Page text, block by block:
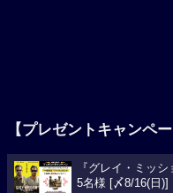
【プレゼントキャンペ
『グレイ・ミッ
5名様 [〆8/16(日)]